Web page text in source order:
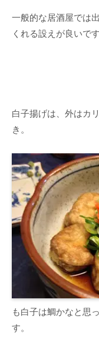
一般的な居酒屋では
くれる設えが良いです
白子揚げは、外はカ
き。
も白子は鯛かなと思
す。